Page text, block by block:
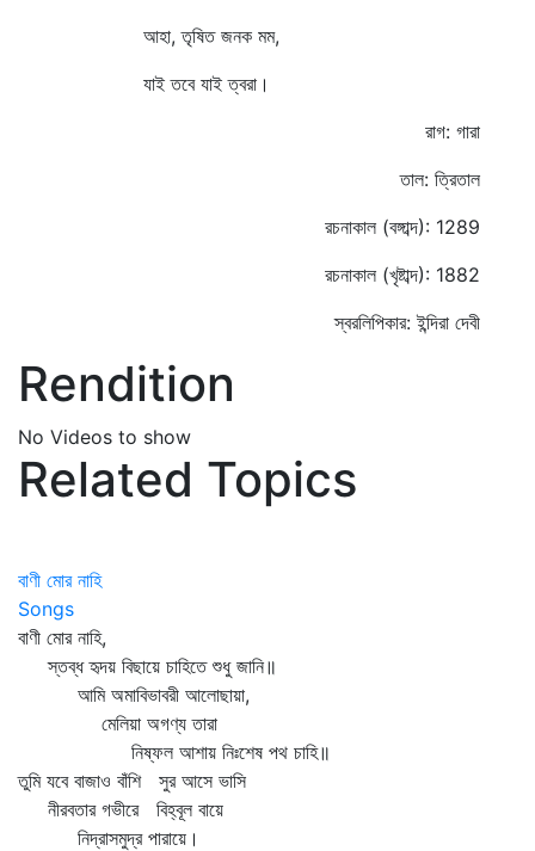
আহা, তৃষিত জনক মম,
যাই তবে যাই ত্বরা।
রাগ: গারা
তাল: ত্রিতাল
রচনাকাল (বঙ্গাব্দ): 1289
রচনাকাল (খৃষ্টাব্দ): 1882
স্বরলিপিকার: ইন্দিরা দেবী
Rendition
No Videos to show
Related Topics
বাণী মোর নাহি
Songs
বাণী মোর নাহি,
স্তব্ধ হৃদয় বিছায়ে চাহিতে শুধু জানি॥
আমি অমাবিভাবরী আলোছায়া,
মেলিয়া অগণ্য তারা
নিষ্ফল আশায় নিঃশেষ পথ চাহি॥
তুমি যবে বাজাও বাঁশি সুর আসে ভাসি
নীরবতার গভীরে বিহ্বূল বায়ে
নিদ্রাসমুদ্র পারায়ে।